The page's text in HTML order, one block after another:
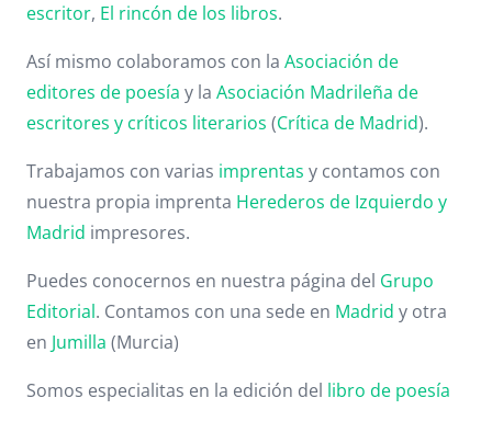
escritor, El rincón de los libros.
Así mismo colaboramos con la Asociación de
editores de poesía y la Asociación Madrileña de
escritores y críticos literarios (Crítica de Madrid).
Trabajamos con varias imprentas y contamos con
nuestra propia imprenta Herederos de Izquierdo y
Madrid impresores.
Puedes conocernos en nuestra página del Grupo
Editorial. Contamos con una sede en Madrid y otra
en Jumilla (Murcia)
Somos especialitas en la edición del libro de poesía